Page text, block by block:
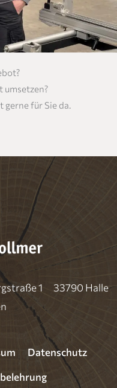
umsetzen?
gerne für Sie da.
1 33790 Halle
Datenschutz